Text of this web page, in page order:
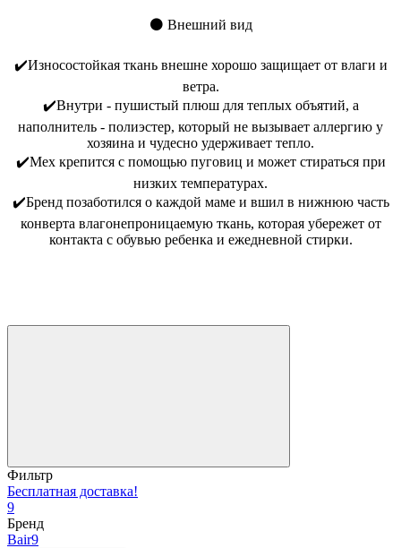
⚫️ Внешний вид
✔️Износостойкая ткань внешне хорошо защищает от влаги и
ветра.
✔️Внутри - пушистый плюш для теплых объятий, а
наполнитель - полиэстер, который не вызывает аллергию у
хозяина и чудесно удерживает тепло.
✔️Мех крепится с помощью пуговиц и может стираться при
низких температурах.
✔️Бренд позаботился о каждой маме и вшил в нижнюю часть
конверта влагонепроницаемую ткань, которая убережет от
контакта с обувью ребенка и ежедневной стирки.
Фильтр
Бесплатная доставка!
9
Бренд
Bair9